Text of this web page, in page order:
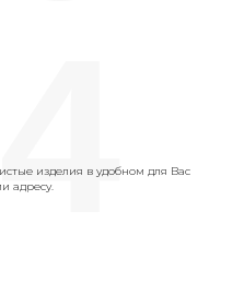
изделия в удобном для Вас
адресу.